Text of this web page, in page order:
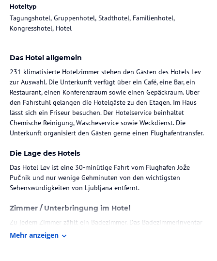
Hoteltyp
Tagungshotel, Gruppenhotel, Stadthotel, Familienhotel,
Kongresshotel, Hotel
Das Hotel allgemein
231 klimatisierte Hotelzimmer stehen den Gästen des Hotels Lev
zur Auswahl. Die Unterkunft verfügt über ein Café, eine Bar, ein
Restaurant, einen Konferenzraum sowie einen Gepäckraum. Über
den Fahrstuhl gelangen die Hotelgäste zu den Etagen. Im Haus
lässt sich ein Friseur besuchen. Der Hotelservice beinhaltet
Chemische Reinigung, Wäscheservice sowie Weckdienst. Die
Unterkunft organisiert den Gästen gerne einen Flughafentransfer.
Die Lage des Hotels
Das Hotel Lev ist eine 30-minütige Fahrt vom Flughafen Jože
Pučnik und nur wenige Gehminuten von den wichtigsten
Sehenswürdigkeiten von Ljubljana entfernt.
Zimmer / Unterbringung im Hotel
Zu jedem Zimmer zählt ein Badezimmer. Das Badezimmerinventar
offeriert Bademantel, Haartrockner, Toilettenartikel und
Mehr anzeigen